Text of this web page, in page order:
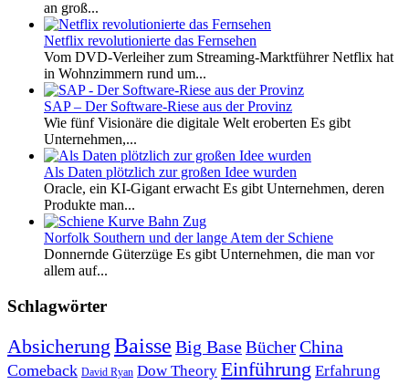
an groß...
Netflix revolutionierte das Fernsehen
Vom DVD-Verleiher zum Streaming-Marktführer Netflix hat
in Wohnzimmern rund um...
SAP – Der Software-Riese aus der Provinz
Wie fünf Visionäre die digitale Welt eroberten Es gibt
Unternehmen,...
Als Daten plötzlich zur großen Idee wurden
Oracle, ein KI-Gigant erwacht Es gibt Unternehmen, deren
Produkte man...
Norfolk Southern und der lange Atem der Schiene
Donnernde Güterzüge Es gibt Unternehmen, die man vor
allem auf...
Schlagwörter
Absicherung Baisse Big BaseBücherChina
Comeback David Ryan Dow Theory Einführung Erfahrung